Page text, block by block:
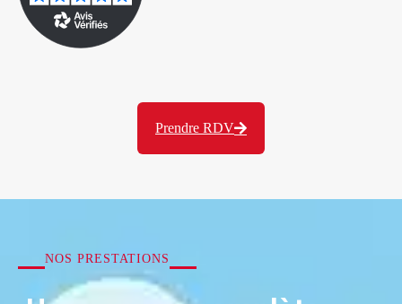
Prendre RDV
NOS PRESTATIONS